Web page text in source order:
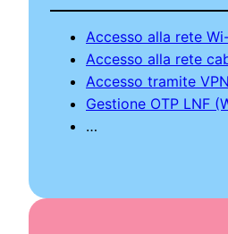
Accesso alla rete
Accesso alla rete
Accesso tramite VPN
Gestione OTP LNF
…